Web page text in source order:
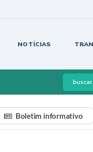
NOTÍCIAS
Boletim informativo